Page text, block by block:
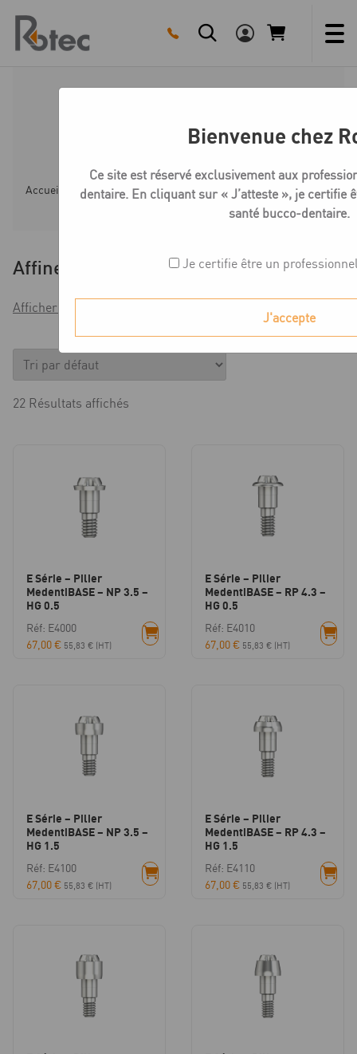
content
MedentiBase
Accueil Boutique Compatible NOBEL BIOCARE
Affiner
Afficher les filtres
22 Résultats affichés
E Série – Pilier
MedentiBASE – NP 3.5 –
HG 0.5
Réf: E4000
67,00€ 55,83 € (HT)
E Série – Pilier
MedentiBASE – RP 4.3 –
HG 0.5
Réf: E4010
67,00€ 55,83 € (HT)
E Série – Pilier
MedentiBASE – NP 3.5 –
HG 1.5
Réf: E4100
67,00€ 55,83 € (HT)
E Série – Pilier
MedentiBASE – RP 4.3 –
HG 1.5
Réf: E4110
67,00€ 55,83 € (HT)
Bienvenue chez
Ce site est réservé exclusivement aux
dentaire. En cliquant sur « J’atteste », je certifie
santé bucco-dentaire.
Je certifie être un
J'accepte